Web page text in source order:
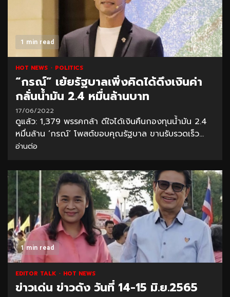
1 min read
HOT NEWS POLITICS
“กรณ์” เย้ยรัฐบาลเพิ่งคิดได้ดึงเงินค่า
กลั่นน้ำมัน 2.4 หมื่นล้านบาท
17/06/2022
ดูแล้ว: 1,379 พรรคกล้า ดีใจได้เงินคืนกองทุนน้ำมัน 2.4
หมื่นล้าน ‘กรณ์’ โพสต์ขอบคุณรัฐบาล ขานรับรวดเร็ว...
อ่านต่อ
1 min read
EDITOR TALK HOT NEWS
ข่าวเด่น ข่าวดัง วันที่ 14-15 มิ.ย.2565